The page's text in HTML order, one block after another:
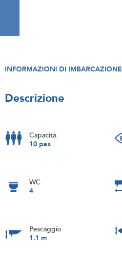
INFORMAZIONI DI IMBARCAZIONE
Descrizione
Capacità
10 pax
WC
4
Pescaggio
1.1 m